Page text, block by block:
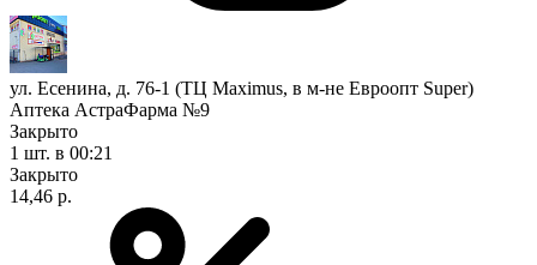
ул. Есенина, д. 76-1 (ТЦ Maximus, в м-не Евроопт Super)
Аптека АстраФарма №9
Закрыто
1 шт. в 00:21
Закрыто
14,46 р.